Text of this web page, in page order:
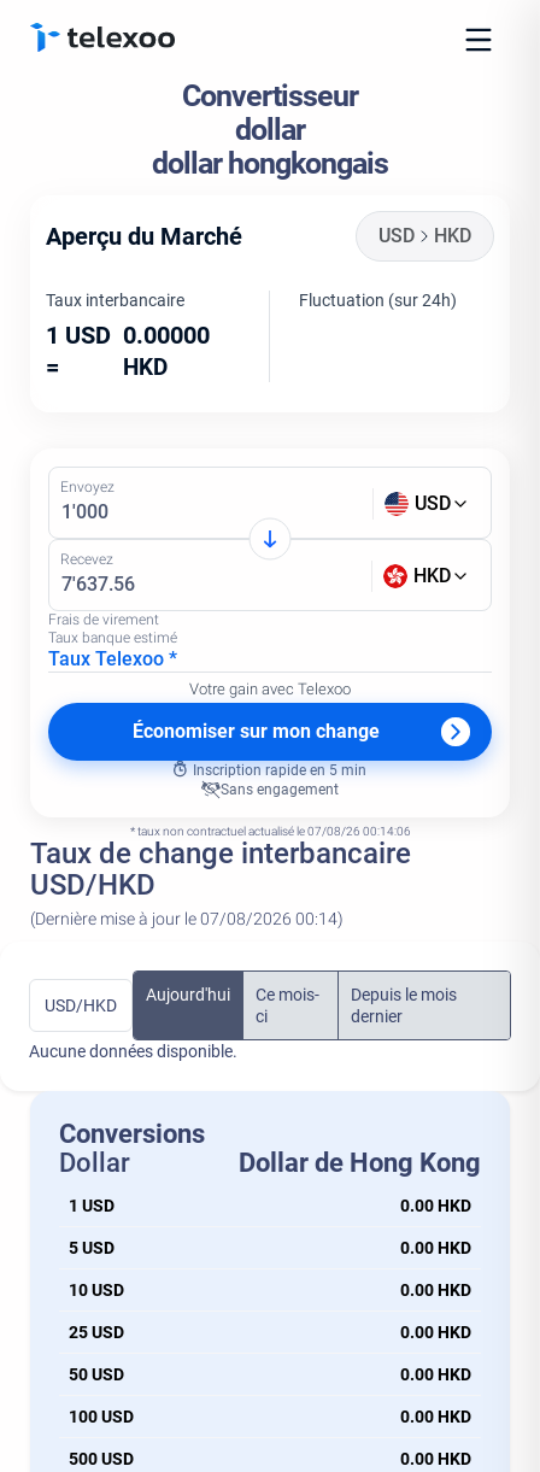
Convertisseur
dollar
dollar hongkongais
Aperçu du Marché USD HKD
Taux interbancaire
1 USD
=
0.00000
HKD
Fluctuation (sur 24h)
Envoyez
USD
Recevez
HKD
Frais de virement
Taux banque estimé
Taux Telexoo *
Votre gain avec Telexoo
Économiser sur mon change
Inscription rapide en 5 min
Sans engagement
* taux non contractuel actualisé le 07/08/26 00:14:06
Taux de change interbancaire
USD/HKD
(Dernière mise à jour le 07/08/2026 00:14)
USD/HKD
Aujourd'hui
Ce mois-
ci
Depuis le mois
dernier
Aucune données disponible.
Conversions
Dollar
Dollar de Hong Kong
1 USD 0.00 HKD
5 USD 0.00 HKD
10 USD 0.00 HKD
25 USD 0.00 HKD
50 USD 0.00 HKD
100 USD 0.00 HKD
500 USD 0.00 HKD